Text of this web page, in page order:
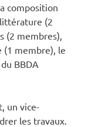
composition
(2
(2 membres),
(1 membre), le
BBDA
un vice-
les travaux.